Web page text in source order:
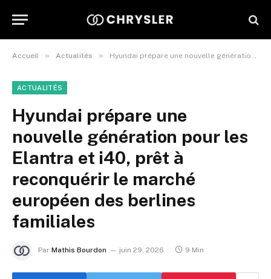
Accueil » Actualités » Hyundai prépare une nouvelle génération pour les Elantra et i40, prêt à reconquérir le marché européen des berlines familiales
ACTUALITÉS
Hyundai prépare une
nouvelle génération pour les
Elantra et i40, prêt à
reconquérir le marché
européen des berlines
familiales
Par Mathis Bourdon juin 29, 2026 9 Min